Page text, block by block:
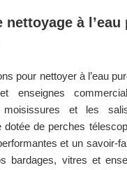
nettoyage à l’eau
pour nettoyer à l’eau
et enseignes
moisissures et les
dotée de perches
et un savoir-
bardages, vitres et